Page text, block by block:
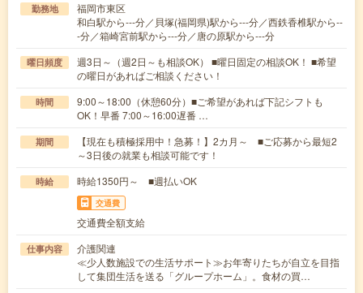
勤務地
福岡市東区
和白駅から---分／貝塚(福岡県)駅から---分／西鉄香椎駅から--
-分／箱崎宮前駅から---分／唐の原駅から---分
曜日頻度
週3日～（週2日～も相談OK） ■曜日固定の相談OK！ ■希望
の曜日があればご相談ください！
時間
9:00～18:00（休憩60分）■ご希望があれば下記シフトも
OK！早番 7:00～16:00遅番 …
期間
【現在も積極採用中！急募！】2カ月～ ■ご応募から最短2
～3日後の就業も相談可能です！
時給 時給1350円～ ■週払いOK
交通費
交通費全額支給
仕事内容
介護関連
≪少人数施設での生活サポート≫お年寄りたちが自立を目指
して集団生活を送る「グループホーム」。食材の買…